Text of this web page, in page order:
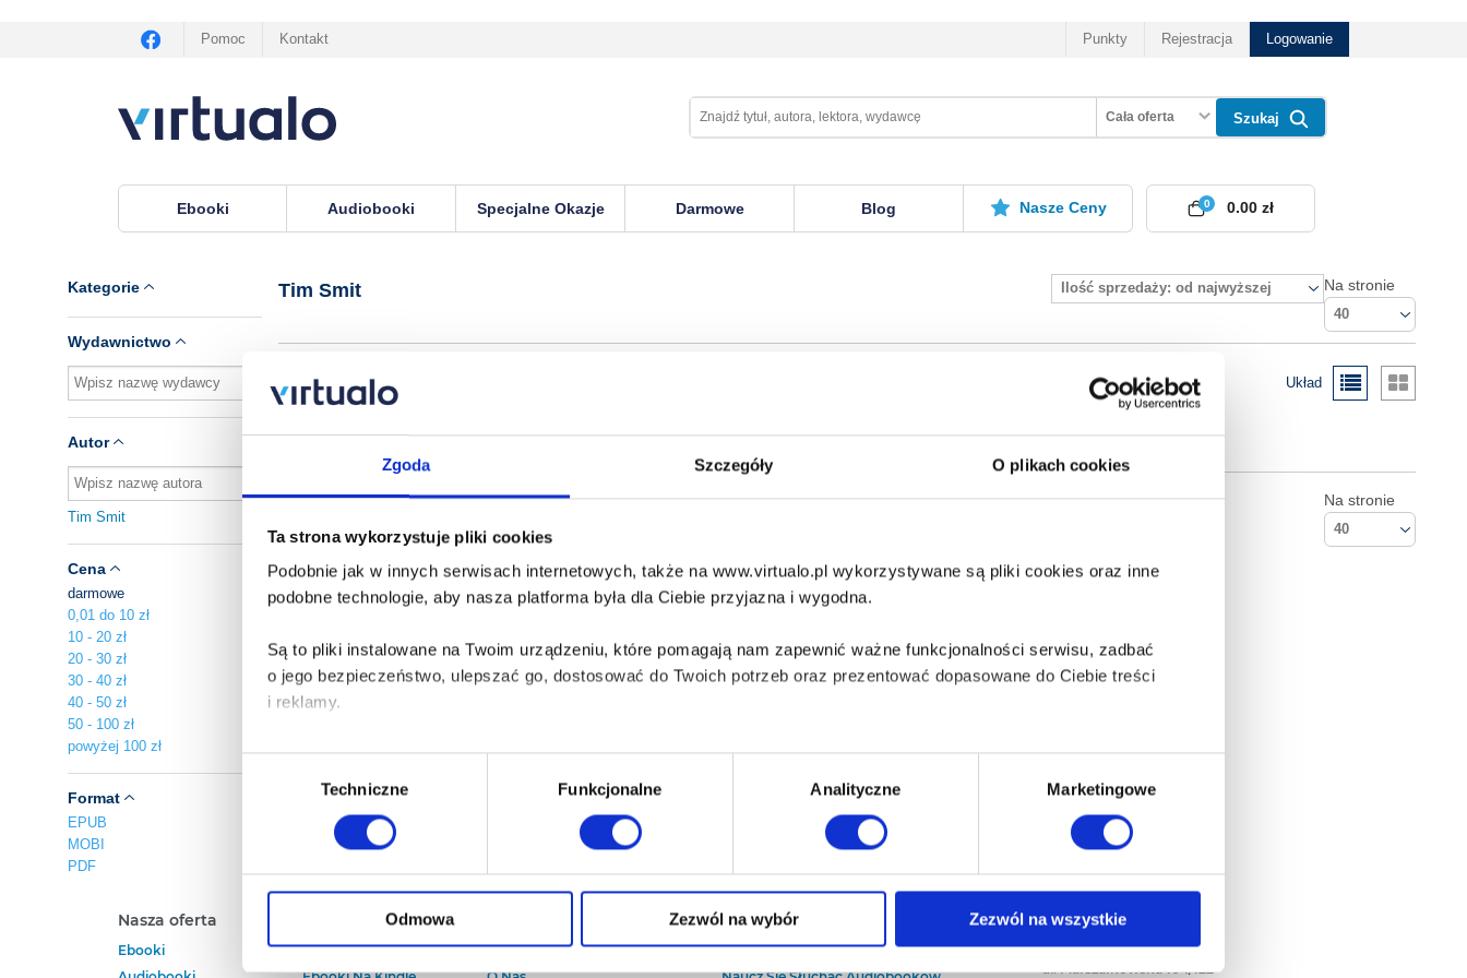
Zgoda Szczegóły O plikach cookies
Ta strona wykorzystuje pliki cookies
Podobnie jak w innych serwisach internetowych, także na www.virtualo.pl wykorzystywane są pliki cookies oraz inne
podobne technologie, aby nasza platforma była dla Ciebie przyjazna i wygodna.
Są to pliki instalowane na Twoim urządzeniu, które pomagają nam zapewnić ważne funkcjonalności serwisu, zadbać
o jego bezpieczeństwo, ulepszać go, dostosować do Twoich potrzeb oraz prezentować dopasowane do Ciebie treści
i reklamy.
Poza plikami, które są nam niezbędne do prawidłowego i bezpiecznego działania serwisu - są także takie, które wymagają
Twojej zgody.
Każda udzielona zgoda poprawi Twoje doświadczenia jeśli jesteś naszym Użytkownikiem.
Techniczne Funkcjonalne Analityczne Marketingowe
Odmowa Zezwól na wybór Zezwól na wszystkie
Pomoc Kontakt Punkty Rejestracja Logowanie
Cała oferta Szukaj
Ebooki Audiobooki Specjalne Okazje Darmowe Blog Nasze Ceny 0
0.00 zł
Kategorie
Wydawnictwo
Autor
Tim Smit
Cena
darmowe
0,01 do 10 zł
10 - 20 zł
20 - 30 zł
30 - 40 zł
40 - 50 zł
50 - 100 zł
powyżej 100 zł
Format
EPUB
MOBI
PDF
Tim Smit Ilość sprzedaży: od najwyższej Na stronie
40
Układ
Brak pozycji.
Na stronie
40
Nasza oferta
Ebooki
Polecamy
Darmowe Ebooki
Kontakt
Baza wiedzy
Który Format Ebooka Wybrać?
Kontakt
Empik S.A
ul. Marszałkowska 104/122